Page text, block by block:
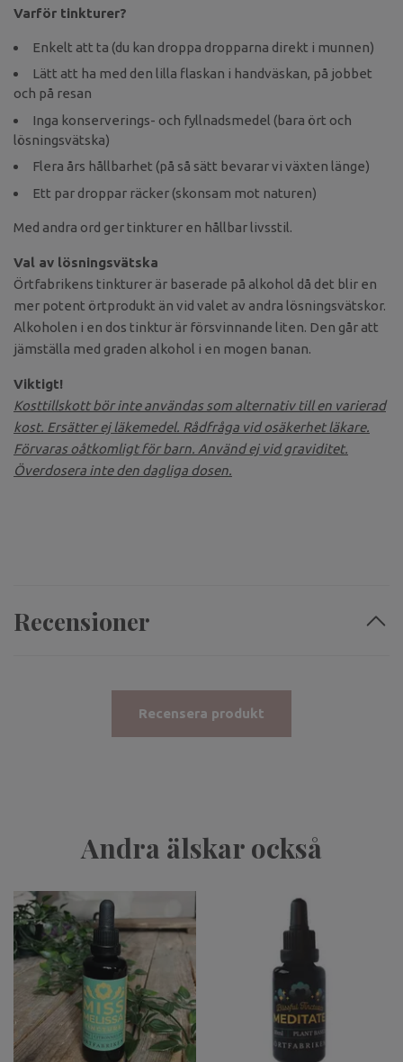
Varför tinkturer?
Enkelt att ta (du kan droppa dropparna direkt i munnen)
Lätt att ha med den lilla flaskan i handväskan, på jobbet
och på resan
Inga konserverings- och fyllnadsmedel (bara ört och
lösningsvätska)
Flera års hållbarhet (på så sätt bevarar vi växten länge)
Ett par droppar räcker (skonsam mot naturen)
Med andra ord ger tinkturer en hållbar livsstil.
Val av lösningsvätska
Örtfabrikens tinkturer är baserade på alkohol då det blir en
mer potent örtprodukt än vid valet av andra lösningsvätskor.
Alkoholen i en dos tinktur är försvinnande liten. Den går att
jämställa med graden alkohol i en mogen banan.
Viktigt!
Kosttillskott bör inte användas som alternativ till en varierad
kost. Ersätter ej läkemedel. Rådfråga vid osäkerhet läkare.
Förvaras oåtkomligt för barn. Använd ej vid graviditet.
Överdosera inte den dagliga dosen.
Recensioner
Recensera produkt
Andra älskar också